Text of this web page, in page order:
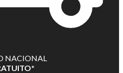
NACIONAL